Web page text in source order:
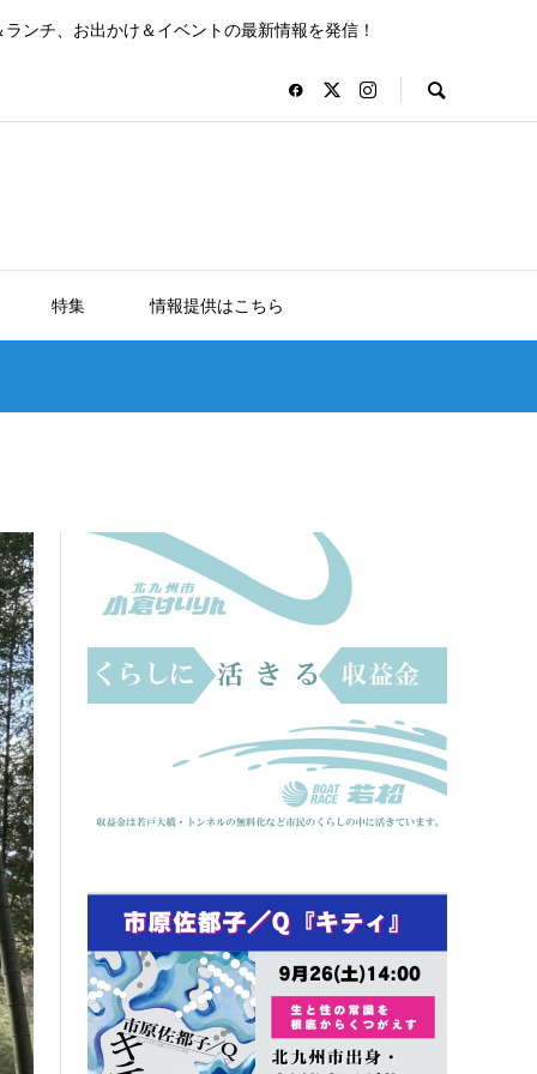
ンチ、お出かけ＆イベントの最新情報を発信！
特集 情報提供はこちら